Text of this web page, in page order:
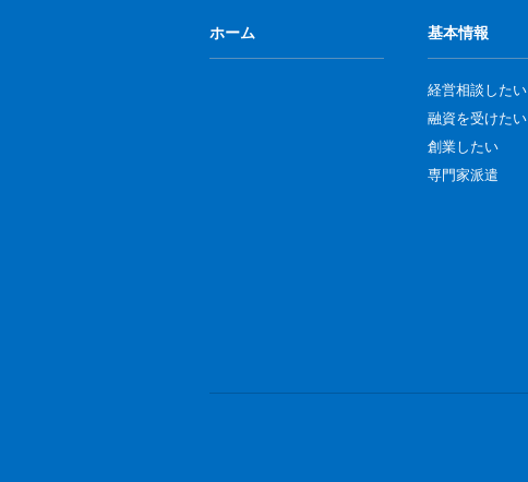
ホーム 基本情報
経営相談したい
融資を受けたい
創業したい
専門家派遣